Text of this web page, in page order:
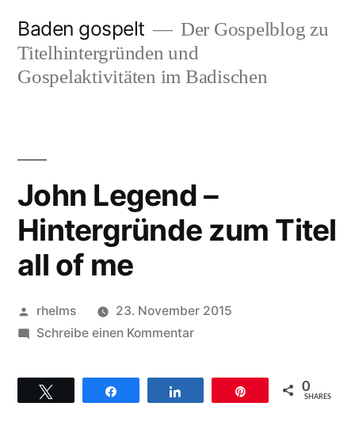
Inhalt
springen
Baden gospelt
Der Gospelblog zu
Titelhintergründen und
Gospelaktivitäten im Badischen
John Legend –
Hintergründe zum Titel
all of me
Veröffentlicht
von
rhelms
23. November 2015
Schreibe einen Kommentarzu
Legend
0
SHARES